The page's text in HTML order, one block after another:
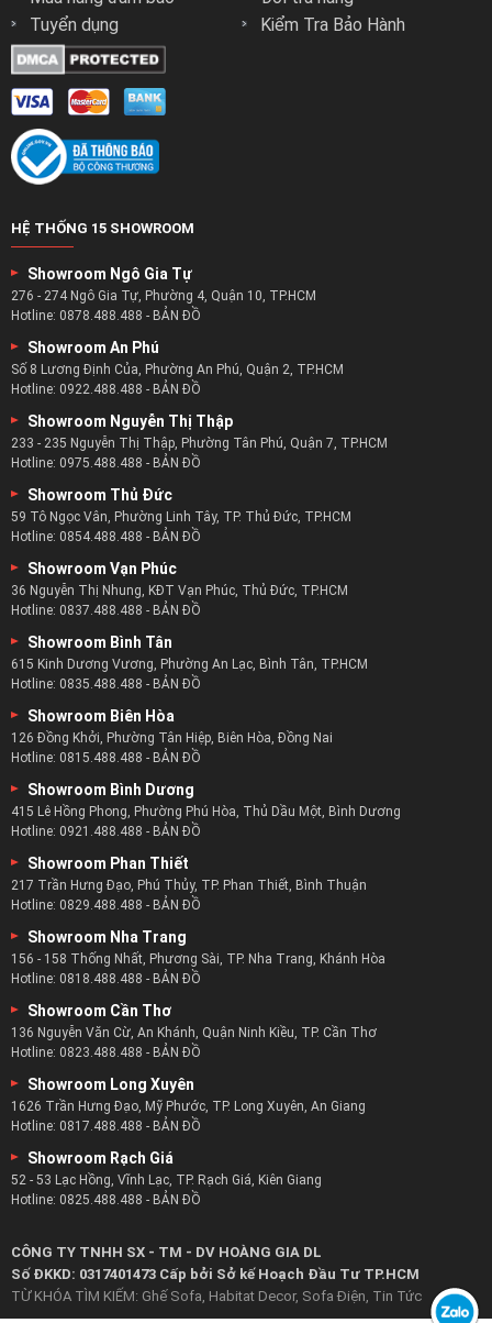
Tuyển dụng
Kiểm Tra Bảo Hành
HỆ THỐNG 15 SHOWROOM
Showroom Ngô Gia Tự
276 - 274 Ngô Gia Tự, Phường 4, Quận 10, TP.HCM
Hotline: 0878.488.488 - BẢN ĐỒ
Showroom An Phú
Số 8 Lương Định Của, Phường An Phú, Quận 2, TP.HCM
Hotline: 0922.488.488 - BẢN ĐỒ
Showroom Nguyễn Thị Thập
233 - 235 Nguyễn Thị Thập, Phường Tân Phú, Quận 7, TP.HCM
Hotline: 0975.488.488 - BẢN ĐỒ
Showroom Thủ Đức
59 Tô Ngọc Vân, Phường Linh Tây, TP. Thủ Đức, TP.HCM
Hotline: 0854.488.488 - BẢN ĐỒ
Showroom Vạn Phúc
36 Nguyễn Thị Nhung, KĐT Vạn Phúc, Thủ Đức, TP.HCM
Hotline: 0837.488.488 - BẢN ĐỒ
Showroom Bình Tân
615 Kinh Dương Vương, Phường An Lạc, Bình Tân, TP.HCM
Hotline: 0835.488.488 - BẢN ĐỒ
Showroom Biên Hòa
126 Đồng Khởi, Phường Tân Hiệp, Biên Hòa, Đồng Nai
Hotline: 0815.488.488 - BẢN ĐỒ
Showroom Bình Dương
415 Lê Hồng Phong, Phường Phú Hòa, Thủ Dầu Một, Bình Dương
Hotline: 0921.488.488 - BẢN ĐỒ
Showroom Phan Thiết
217 Trần Hưng Đạo, Phú Thủy, TP. Phan Thiết, Bình Thuận
Hotline: 0829.488.488 - BẢN ĐỒ
Showroom Nha Trang
156 - 158 Thống Nhất, Phương Sài, TP. Nha Trang, Khánh Hòa
Hotline: 0818.488.488 - BẢN ĐỒ
Showroom Cần Thơ
136 Nguyễn Văn Cừ, An Khánh, Quận Ninh Kiều, TP. Cần Thơ
Hotline: 0823.488.488 - BẢN ĐỒ
Showroom Long Xuyên
1626 Trần Hưng Đạo, Mỹ Phước, TP. Long Xuyên, An Giang
Hotline: 0817.488.488 - BẢN ĐỒ
Showroom Rạch Giá
52 - 53 Lạc Hồng, Vĩnh Lạc, TP. Rạch Giá, Kiên Giang
Hotline: 0825.488.488 - BẢN ĐỒ
CÔNG TY TNHH SX - TM - DV HOÀNG GIA DL
Số ĐKKD: 0317401473 Cấp bởi Sở kế Hoạch Đầu Tư TP.HCM
TỪ KHÓA TÌM KIẾM: Ghế Sofa Habitat Decor, Sofa Điện Tin Tức